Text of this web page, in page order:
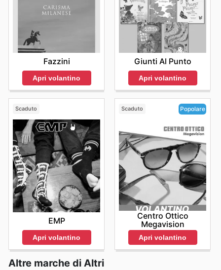
Fazzini
Apri volantino
Giunti Al Punto
Apri volantino
Scaduto
EMP
Apri volantino
Scaduto Popolare
Centro Ottico
Megavision
Apri volantino
Altre marche di Altri